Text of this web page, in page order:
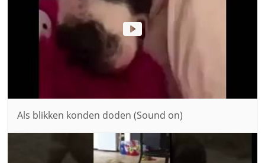
Als blikken konden doden (Sound on)